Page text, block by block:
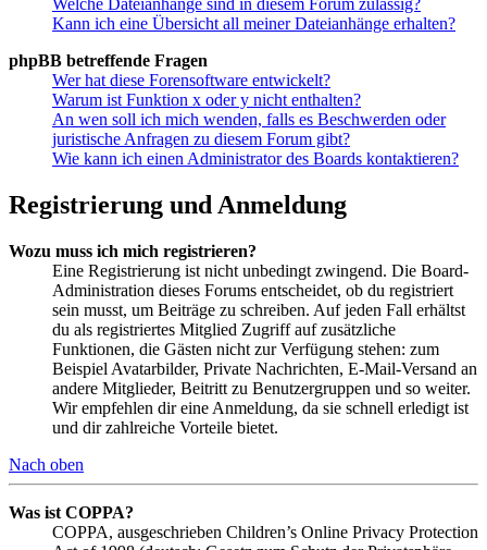
Kann ich eine Übersicht all meiner Dateianhänge erhalten?
phpBB betreffende Fragen
Wer hat diese Forensoftware entwickelt?
Warum ist Funktion x oder y nicht enthalten?
An wen soll ich mich wenden, falls es Beschwerden oder
juristische Anfragen zu diesem Forum gibt?
Wie kann ich einen Administrator des Boards kontaktieren?
Registrierung und Anmeldung
Wozu muss ich mich registrieren?
Eine Registrierung ist nicht unbedingt zwingend. Die Board-
Administration dieses Forums entscheidet, ob du registriert
sein musst, um Beiträge zu schreiben. Auf jeden Fall erhältst
du als registriertes Mitglied Zugriff auf zusätzliche
Funktionen, die Gästen nicht zur Verfügung stehen: zum
Beispiel Avatarbilder, Private Nachrichten, E-Mail-Versand an
andere Mitglieder, Beitritt zu Benutzergruppen und so weiter.
Wir empfehlen dir eine Anmeldung, da sie schnell erledigt ist
und dir zahlreiche Vorteile bietet.
Nach oben
Was ist COPPA?
COPPA, ausgeschrieben Children’s Online Privacy Protection